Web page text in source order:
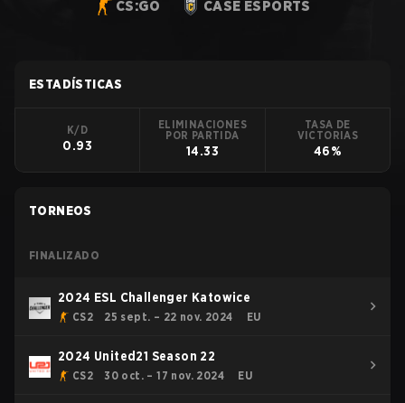
CS:GO CASE ESPORTS
ESTADÍSTICAS
K/D
0.93
ELIMINACIONES
POR PARTIDA
14.33
TASA DE
VICTORIAS
46%
TORNEOS
FINALIZADO
2024 ESL Challenger Katowice
CS2 25 sept. – 22 nov. 2024 EU
2024 United21 Season 22
CS2 30 oct. – 17 nov. 2024 EU